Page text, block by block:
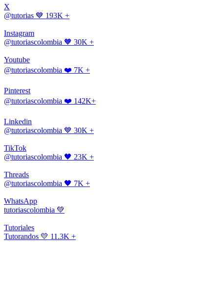
X
@tutorias 💙 193K +
Instagram
@tutoriascolombia 🧡 30K +
Youtube
@tutoriascolombia ❤️ 7K +
Pinterest
@tutoriascolombia ❤️ 142K+
Linkedin
@tutoriascolombia 💙 30K +
TikTok
@tutoriascolombia 🖤 23K +
Threads
@tutoriascolombia 🖤 7K +
WhatsApp
tutoriascolombia 💚
Tutoriales
Tutorandos 💛 11.3K +